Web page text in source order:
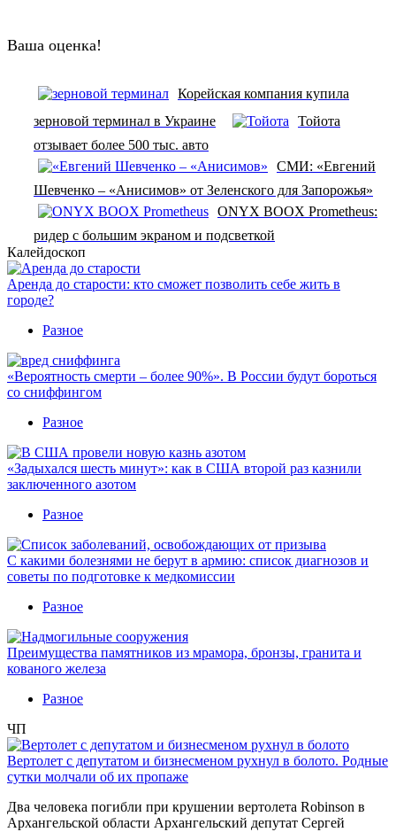
Ваша оценка!
Корейская компания купила
зерновой терминал в Украине
Тойота
отзывает более 500 тыс. авто
СМИ: «Евгений
Шевченко – «Анисимов» от Зеленского для Запорожья»
ONYX BOOX Prometheus:
ридер с большим экраном и подсветкой
Калейдоскоп
Аренда до старости: кто сможет позволить себе жить в
городе?
Разное
«Вероятность смерти – более 90%». В России будут бороться
со сниффингом
Разное
«Задыхался шесть минут»: как в США второй раз казнили
заключенного азотом
Разное
С какими болезнями не берут в армию: список диагнозов и
советы по подготовке к медкомиссии
Разное
Преимущества памятников из мрамора, бронзы, гранита и
кованого железа
Разное
ЧП
Вертолет с депутатом и бизнесменом рухнул в болото. Родные
сутки молчали об их пропаже
Два человека погибли при крушении вертолета Robinson в
Архангельской области Архангельский депутат Сергей